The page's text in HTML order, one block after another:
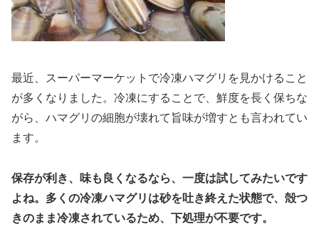
最近、スーパーマーケットで冷凍ハマグリを見かけること
が多くなりました。冷凍にすることで、鮮度を長く保ちな
がら、ハマグリの細胞が壊れて旨味が増すとも言われてい
ます。
保存が利き、味も良くなるなら、一度は試してみたいです
よね。多くの冷凍ハマグリは砂を吐き終えた状態で、殻つ
きのまま冷凍されているため、下処理が不要です。